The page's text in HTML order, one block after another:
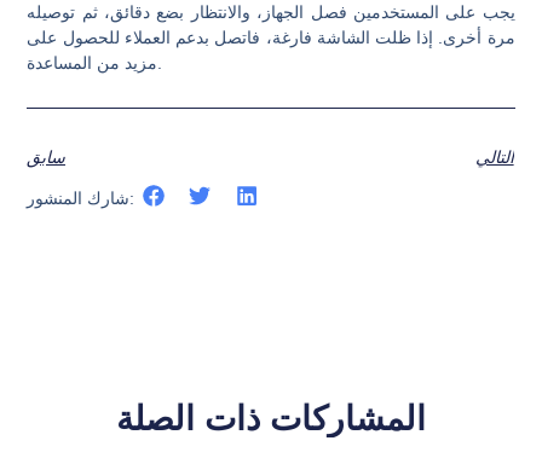
يجب على المستخدمين فصل الجهاز، والانتظار بضع دقائق، ثم توصيله
مرة أخرى. إذا ظلت الشاشة فارغة، فاتصل بدعم العملاء للحصول على
سابق التالي
شارك المنشور:
المشاركات ذات الصلة